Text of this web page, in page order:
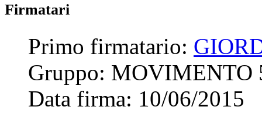
Firmatari
Primo firmatario:
Gruppo: MOVIMENTO
Data firma: 10/06/2015